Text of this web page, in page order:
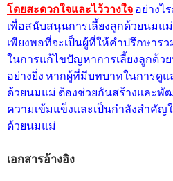
โดยสะดวกใจและไว้วางใจ อย่างไ
เพื่อสนับสนุนการเลี้ยงลูกด้วยนมแ
เพียงพอที่จะเป็นผู้ที่ให้คำปรึกษาร
ในการแก้ไขปัญหาการเลี้ยงลูกด้ว
อย่างยิ่ง หากผู้ที่มีบทบาทในการดู
ด้วยนมแม่ ต้องช่วยกันสร้างและพั
ความเข้มแข็งและเป็นกำลังสำคัญ
ด้วยนมแม่
เอกสารอ้างอิง